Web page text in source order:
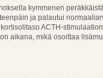
kymmenen
ja palautui
ACTH-
aikana, mikä osoittaa